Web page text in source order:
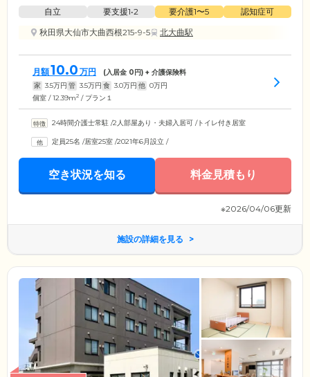
自立 要支援1•2 要介護1〜5
認知症可
秋田県大仙市大曲西根215-9-5
北大曲駅
月額10.0 万円 (入居金 0円) + 介護保険料
家 3.5万円 管 3.5万円 食 3.0万円 他 0万円
個室 / 12.39m2 / プラン１
24時間介護士常駐 /2人部屋あり・夫婦入居可 /トイレ付き居室
定員25名 /居室25室 /2021年6月設立 /
空き状況を知る 料金見積もり
※2026/04/06更新
施設の詳細を見る